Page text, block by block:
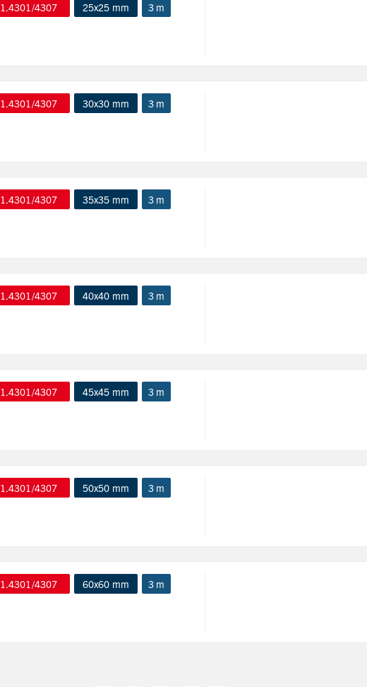
1.4301/4307 25x25 mm 3 m
1.4301/4307 30x30 mm 3 m
1.4301/4307 35x35 mm 3 m
1.4301/4307 40x40 mm 3 m
1.4301/4307 45x45 mm 3 m
1.4301/4307 50x50 mm 3 m
1.4301/4307 60x60 mm 3 m